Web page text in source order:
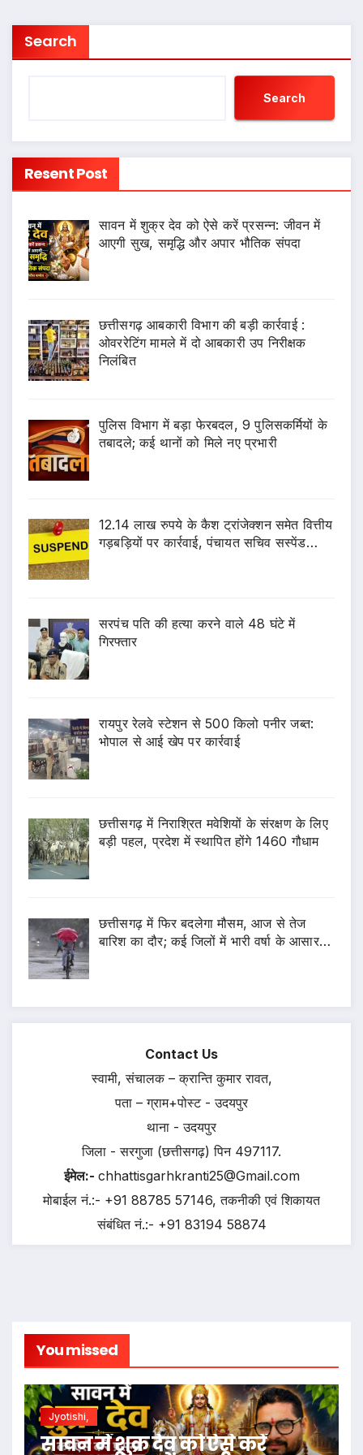
Search
Search
Resent Post
सावन में शुक्र देव को ऐसे करें प्रसन्न: जीवन में
आएगी सुख, समृद्धि और अपार भौतिक संपदा
छत्तीसगढ़ आबकारी विभाग की बड़ी कार्रवाई :
ओवररेटिंग मामले में दो आबकारी उप निरीक्षक
निलंबित
पुलिस विभाग में बड़ा फेरबदल, 9 पुलिसकर्मियों के
तबादले; कई थानों को मिले नए प्रभारी
12.14 लाख रुपये के कैश ट्रांजेक्शन समेत वित्तीय
गड़बड़ियों पर कार्रवाई, पंचायत सचिव सस्पेंड…
सरपंच पति की हत्या करने वाले 48 घंटे में
गिरफ्तार
रायपुर रेलवे स्टेशन से 500 किलो पनीर जब्त:
भोपाल से आई खेप पर कार्रवाई
छत्तीसगढ़ में निराश्रित मवेशियों के संरक्षण के लिए
बड़ी पहल, प्रदेश में स्थापित होंगे 1460 गौधाम
छत्तीसगढ़ में फिर बदलेगा मौसम, आज से तेज
बारिश का दौर; कई जिलों में भारी वर्षा के आसार…
Contact Us
स्वामी, संचालक – क्रान्ति कुमार रावत,
पता – ग्राम+पोस्ट - उदयपुर
थाना - उदयपुर
जिला - सरगुजा (छत्तीसगढ़) पिन 497117.
ईमेल:- chhattisgarhkranti25@Gmail.com
मोबाईल नं.:- +91 88785 57146, तकनीकी एवं शिकायत
संबंधित नं.:- +91 83194 58874
You missed
Jyotishi,
सावन में शुक्र देव को ऐसे करें